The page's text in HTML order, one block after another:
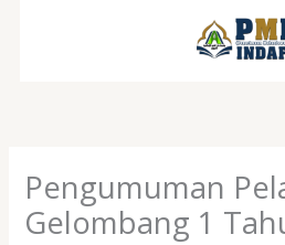
Pengumuman
Gelombang 1